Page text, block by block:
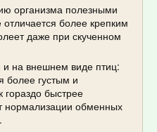
организма полезными
более крепким
даже при скученном
и на внешнем виде птиц:
более густым и
быстрее
нормализации обменных